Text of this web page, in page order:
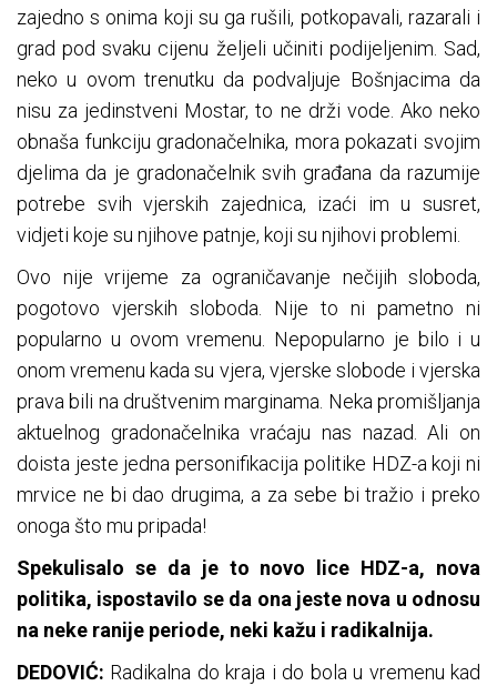
zajedno s onima koji su ga rušili, potkopavali, razarali i
grad pod svaku cijenu željeli učiniti podijeljenim. Sad,
neko u ovom trenutku da podvaljuje Bošnjacima da
nisu za jedinstveni Mostar, to ne drži vode. Ako neko
obnaša funkciju gradonačelnika, mora pokazati svojim
djelima da je gradonačelnik svih građana da razumije
potrebe svih vjerskih zajednica, izaći im u susret,
vidjeti koje su njihove patnje, koji su njihovi problemi.
Ovo nije vrijeme za ograničavanje nečijih sloboda,
pogotovo vjerskih sloboda. Nije to ni pametno ni
popularno u ovom vremenu. Nepopularno je bilo i u
onom vremenu kada su vjera, vjerske slobode i vjerska
prava bili na društvenim marginama. Neka promišljanja
aktuelnog gradonačelnika vraćaju nas nazad. Ali on
doista jeste jedna personifikacija politike HDZ-a koji ni
mrvice ne bi dao drugima, a za sebe bi tražio i preko
onoga što mu pripada!
Spekulisalo se da je to novo lice HDZ-a, nova
politika, ispostavilo se da ona jeste nova u odnosu
na neke ranije periode, neki kažu i radikalnija.
DEDOVIĆ: Radikalna do kraja i do bola u vremenu kad